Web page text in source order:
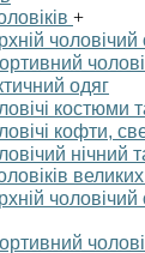
+
чоловічий
одяг
костюми
кофти,
нічний
великих
чоловічий